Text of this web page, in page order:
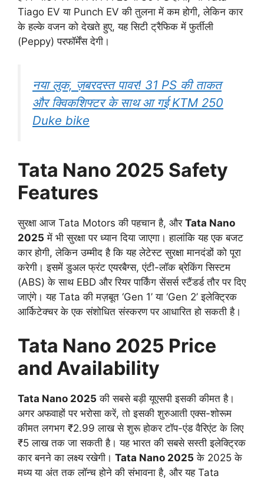
Tiago EV या Punch EV की तुलना में कम होगी, लेकिन कार
के हल्के वजन को देखते हुए, यह सिटी ट्रैफिक में फुर्तीली
(Peppy) परफॉर्मेंस देगी।
नया लुक, ज़बरदस्त पावर! 31 PS की ताकत
और क्विकशिफ्टर के साथ आ गई KTM 250
Duke bike
Tata Nano 2025 Safety
Features
सुरक्षा आज Tata Motors की पहचान है, और Tata Nano
2025 में भी सुरक्षा पर ध्यान दिया जाएगा। हालांकि यह एक बजट
कार होगी, लेकिन उम्मीद है कि यह लेटेस्ट सुरक्षा मानदंडों को पूरा
करेगी। इसमें डुअल फ्रंट एयरबैग्स, एंटी-लॉक ब्रेकिंग सिस्टम
(ABS) के साथ EBD और रियर पार्किंग सेंसर्स स्टैंडर्ड तौर पर दिए
जाएंगे। यह Tata की मज़बूत ‘Gen 1’ या ‘Gen 2’ इलेक्ट्रिक
आर्किटेक्चर के एक संशोधित संस्करण पर आधारित हो सकती है।
Tata Nano 2025 Price
and Availability
Tata Nano 2025 की सबसे बड़ी यूएसपी इसकी कीमत है।
अगर अफवाहों पर भरोसा करें, तो इसकी शुरुआती एक्स-शोरूम
कीमत लगभग ₹2.99 लाख से शुरू होकर टॉप-एंड वैरिएंट के लिए
₹5 लाख तक जा सकती है। यह भारत की सबसे सस्ती इलेक्ट्रिक
कार बनने का लक्ष्य रखेगी। Tata Nano 2025 के 2025 के
मध्य या अंत तक लॉन्च होने की संभावना है, और यह Tata